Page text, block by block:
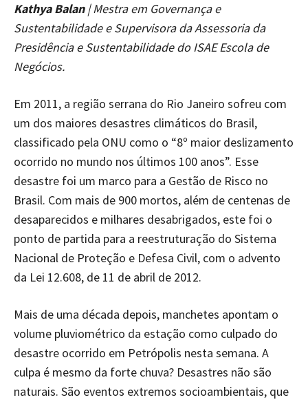
Kathya Balan| Mestra em Governança e
Sustentabilidade e Supervisora da Assessoria da
Presidência e Sustentabilidade do ISAE Escola de
Negócios.
Em 2011, a região serrana do Rio Janeiro sofreu com
um dos maiores desastres climáticos do Brasil,
classificado pela ONU como o “8º maior deslizamento
ocorrido no mundo nos últimos 100 anos”. Esse
desastre foi um marco para a Gestão de Risco no
Brasil. Com mais de 900 mortos, além de centenas de
desaparecidos e milhares desabrigados, este foi o
ponto de partida para a reestruturação do Sistema
Nacional de Proteção e Defesa Civil, com o advento
da Lei 12.608, de 11 de abril de 2012.
Mais de uma década depois, manchetes apontam o
volume pluviométrico da estação como culpado do
desastre ocorrido em Petrópolis nesta semana. A
culpa é mesmo da forte chuva? Desastres não são
naturais. São eventos extremos socioambientais, que